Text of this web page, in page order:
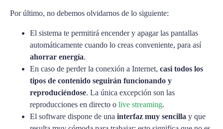
Por último, no debemos olvidarnos de lo siguiente:
El sistema te permitirá encender y apagar las pantallas
automáticamente cuando lo creas conveniente, para así
ahorrar energía.
En caso de perder la conexión a Internet, casi todos los
tipos de contenido seguirán funcionando y
reproduciéndose. La única excepción son las
reproducciones en directo o live streaming.
El software dispone de una interfaz muy sencilla y que